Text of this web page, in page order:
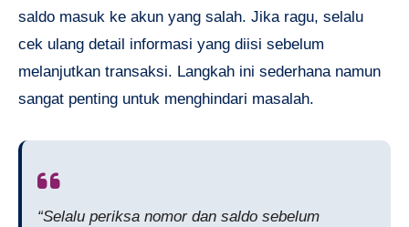
saldo masuk ke akun yang salah. Jika ragu, selalu
cek ulang detail informasi yang diisi sebelum
melanjutkan transaksi. Langkah ini sederhana namun
sangat penting untuk menghindari masalah.
“Selalu periksa nomor dan saldo sebelum